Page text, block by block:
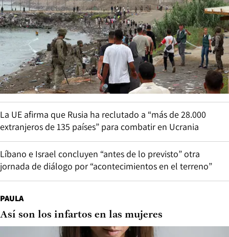
La UE afirma que Rusia ha reclutado a “más de 28.000
extranjeros de 135 países” para combatir en Ucrania
Líbano e Israel concluyen “antes de lo previsto” otra
jornada de diálogo por “acontecimientos en el terreno”
PAULA
Así son los infartos en las mujeres